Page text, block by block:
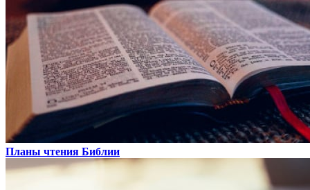
Планы чтения Библии